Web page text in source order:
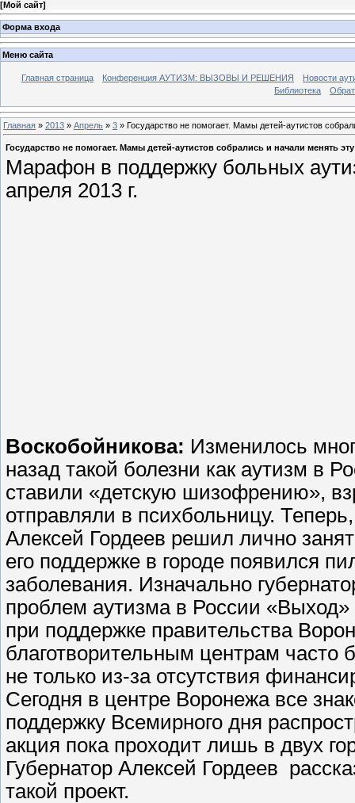
[Мой сайт]
Форма входа
Меню сайта
Главная страница Конференция АУТИЗМ: ВЫЗОВЫ И РЕШЕНИЯ
Новости
Библиотека
Главная » 2013 » Апрель » 3 » Государство не помогает. Мамы детей-аутистов
Государство не помогает. Мамы детей-аутистов собрались и начали менять
Марафон в поддержку больных
апреля 2013 г.
Воскобойникова: Изменилось
назад такой болезни как аутизм в
ставили «детскую шизофрению»,
отправляли в психбольницу.
Алексей Гордеев решил лично
его поддержке в городе появился
заболевания. Изначально
проблем аутизма в России
при поддержке правительства
благотворительным центрам часто
не только из-за отсутствия
Сегодня в центре Воронежа все
поддержку Всемирного дня
акция пока проходит лишь в двух
Губернатор Алексей Гордеев
такой проект.